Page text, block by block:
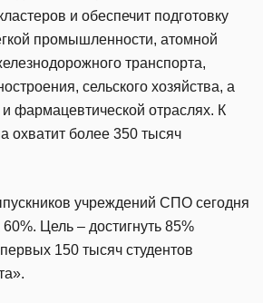
и обеспечит подготовку
промышленности, атомной
транспорта,
сельского хозяйства, а
фармацевтической отраслях. К
охватит более 350 тысяч
учреждений СПО сегодня
Цель – достигнуть 85%
150 тысяч студентов